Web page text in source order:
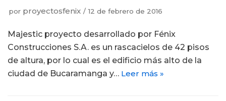
por proyectosfenix 12 de febrero de 2016
Majestic proyecto desarrollado por Fénix
Construcciones S.A. es un rascacielos de 42 pisos
de altura, por lo cual es el edificio más alto de la
ciudad de Bucaramanga y… Leer más »